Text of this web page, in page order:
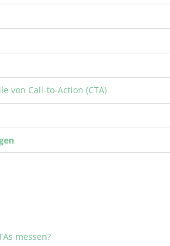
von Call-to-Action (CTA)
messen?